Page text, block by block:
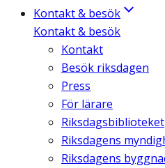
Kontakt & besök
Kontakt & besök
Kontakt
Besök riksdagen
Press
För lärare
Riksdagsbiblioteket
Riksdagens
Riksdagens